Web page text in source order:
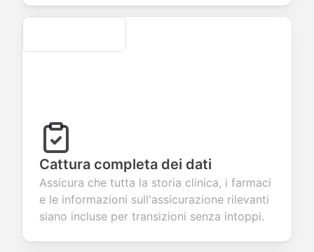
Secure
Cattura completa dei dati
Assicura che tutta la storia clinica, i farmaci
e le informazioni sull'assicurazione rilevanti
siano incluse per transizioni senza intoppi.